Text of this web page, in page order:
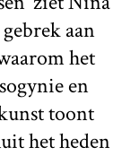
aan
het
en
toont
het heden